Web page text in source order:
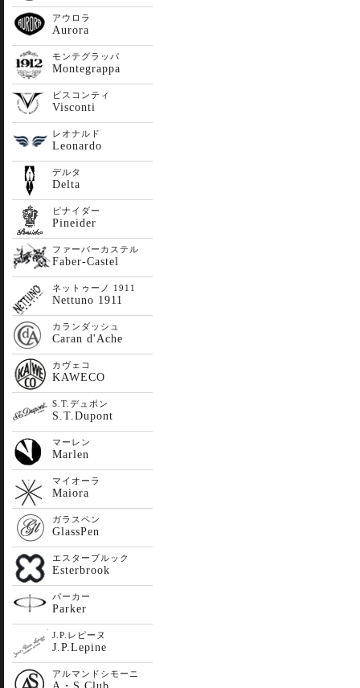
アウロラ
Aurora
モンテグラッパ
Montegrappa
ビスコンティ
Visconti
レオナルド
Leonardo
デルタ
Delta
ピナイダー
Pineider
ファーバーカステル
Faber-Castel
ネットゥーノ 1911
Nettuno 1911
カランダッシュ
Caran d'Ache
カヴェコ
KAWECO
S.T.デュポン
S.T.Dupont
マーレン
Marlen
マイオーラ
Maiora
ガラスペン
GlassPen
エスターブルック
Esterbrook
パーカー
Parker
J.P.レピーヌ
J.P.Lepine
アルマンドシモーニ